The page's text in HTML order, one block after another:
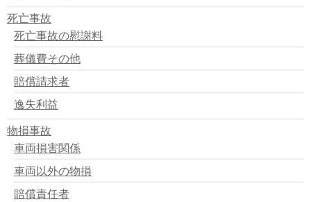
死亡事故
死亡事故の慰謝料
葬儀費その他
賠償請求者
逸失利益
物損事故
車両損害関係
車両以外の物損
賠償責任者